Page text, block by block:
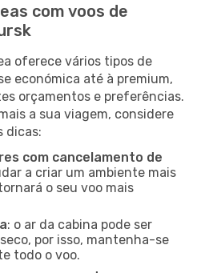
com voos de
oferece vários tipos de
económica até à premium,
orçamentos e preferências.
a sua viagem, considere
dicas:
com cancelamento de
a criar um ambiente mais
o seu voo mais
: o ar da cabina pode ser
por isso, mantenha-se
todo o voo.